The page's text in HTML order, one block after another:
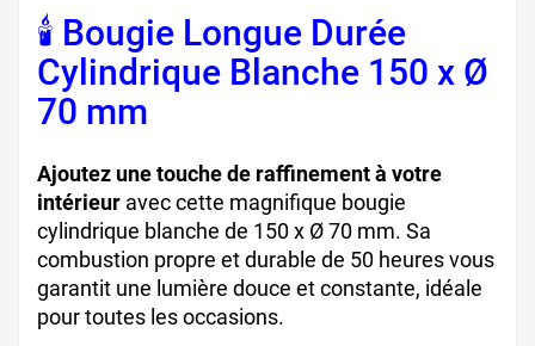
🕯️ Bougie Longue Durée
Cylindrique Blanche 150 x Ø
70 mm
Ajoutez une touche de raffinement à votre
intérieur avec cette magnifique bougie
cylindrique blanche de 150 x Ø 70 mm. Sa
combustion propre et durable de 50 heures vous
garantit une lumière douce et constante, idéale
pour toutes les occasions.